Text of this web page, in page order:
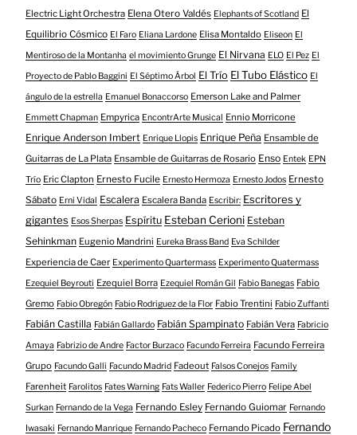
Electric Light Orchestra Elena Otero Valdés Elephants of Scotland El
Equilibrio Cósmico El Faro Eliana Lardone Elisa Montaldo Eliseon El
Mentiroso de la Montanha el movimiento Grunge El Nirvana ELO El Pez El
Proyecto de Pablo Baggini El Séptimo Árbol El Trío El Tubo Elástico El
ángulo de la estrella Emanuel Bonaccorso Emerson Lake and Palmer
Emmett Chapman Empyrica EncontrArte Musical Ennio Morricone
Enrique Anderson Imbert Enrique Llopis Enrique Peña Ensamble de
Guitarras de La Plata Ensamble de Guitarras de Rosario Enso Entek EPN
Trío Eric Clapton Ernesto Fucile Ernesto Hermoza Ernesto Jodos Ernesto
Sábato Erni Vidal Escalera Escalera Banda Escribir: Escritores y
gigantes Esos Sherpas Espíritu Esteban Cerioni Esteban
Sehinkman Eugenio Mandrini Eureka Brass Band Eva Schilder
Experiencia de Caer Experimento Quartermass Experimento Quatermass
Ezequiel Beyrouti Ezequiel Borra Ezequiel Román Gil Fabio Banegas Fabio
Gremo Fabio Obregón Fabio Rodriguez de la Flor Fabio Trentini Fabio Zuffanti
Fabián Castilla Fabián Gallardo Fabián Spampinato Fabián Vera Fabricio
Amaya Fabrizio de Andre Factor Burzaco Facundo Ferreira Facundo Ferreira
Grupo Facundo Galli Facundo Madrid Fadeout Falsos Conejos Family
Farenheit Farolitos Fates Warning Fats Waller Federico Pierro Felipe Abel
Surkan Fernando de la Vega Fernando Esley Fernando Guiomar Fernando
Iwasaki Fernando Manrique Fernando Pacheco Fernando Picado Fernando